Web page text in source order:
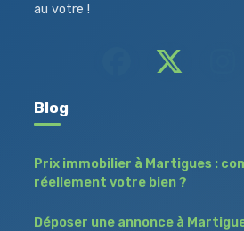
au votre !
Blog
Prix immobilier à Martigues :
réellement votre bien ?
Déposer une annonce à